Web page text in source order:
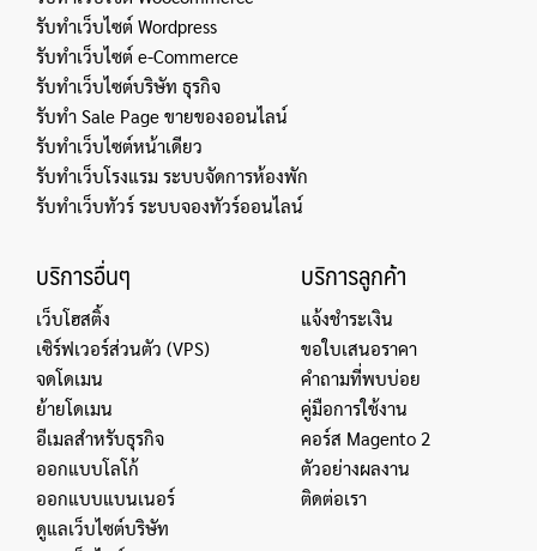
รับทำเว็บไซต์ Wordpress
รับทำเว็บไซต์ e-Commerce
รับทำเว็บไซต์บริษัท ธุรกิจ
รับทำ Sale Page ขายของออนไลน์
รับทำเว็บไซต์หน้าเดียว
รับทำเว็บโรงแรม ระบบจัดการห้องพัก
รับทำเว็บทัวร์ ระบบจองทัวร์ออนไลน์
บริการอื่นๆ
เว็บโฮสติ้ง
เซิร์ฟเวอร์ส่วนตัว (VPS)
จดโดเมน
ย้ายโดเมน
อีเมลสำหรับธุรกิจ
ออกแบบโลโก้
ออกแบบแบนเนอร์
ดูแลเว็บไซต์บริษัท
บริการลูกค้า
แจ้งชำระเงิน
ขอใบเสนอราคา
คำถามที่พบบ่อย
คู่มือการใช้งาน
คอร์ส Magento 2
ตัวอย่างผลงาน
ติดต่อเรา